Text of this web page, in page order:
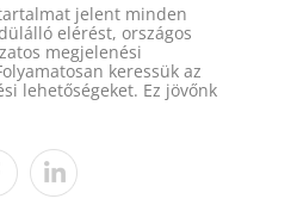
jelent minden
elérést, országos
megjelenési
keressük az
lehetőségeket. Ez jövőnk